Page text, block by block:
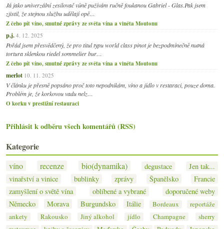
Já jako univerzální zesilovač vůně pužívám ručně foukanou Gabriel - Glas.Pak jsem
zjistil, že stejnou službu udělají opě…
Z čeho pít víno, smutné zprávy ze světa vína a viněta Moutonu
p.j. 4. 12. 2025
Pořád jsem přesvědčený, že pro titul typu world class pinot je bezpodmínečně nutná
tortura sklenkou riedel sommelier bur…
Z čeho pít víno, smutné zprávy ze světa vína a viněta Moutonu
merlot 10. 11. 2025
V článku je přesně popsáno proč toto nepodnikám, víno a jídlo v restaraci, pouze doma.
Problém je, že korkovou vadu nelz…
O korku v prestižní restauraci
Přihlásit k odběru všech komentářů (RSS)
Kategorie
víno recenze bio(dynamika) degustace
Jen tak...
vinařství a vinice
bublinky zprávy Španělsko
Francie
zamyšlení o světě vína
oblíbené a vybrané
doporučené weby
Německo
Morava Burgundsko Itálie Bordeaux
reportáže
ankety
Rakousko Jiný alkohol jídlo Champagne
sherry